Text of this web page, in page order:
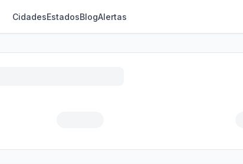
CidadesEstadosBlogAlertas